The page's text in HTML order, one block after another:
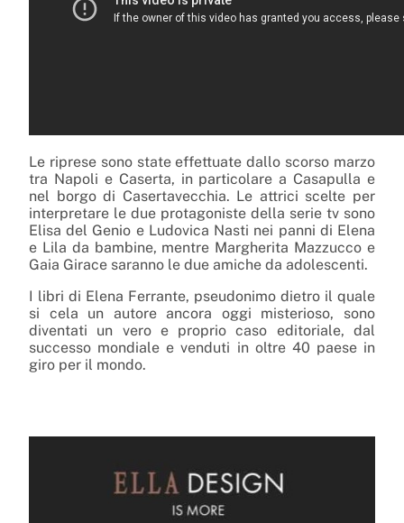
Le riprese sono state effettuate dallo scorso marzo
tra Napoli e Caserta, in particolare a Casapulla e
nel borgo di Casertavecchia. Le attrici scelte per
interpretare le due protagoniste della serie tv sono
Elisa del Genio e Ludovica Nasti nei panni di Elena
e Lila da bambine, mentre Margherita Mazzucco e
Gaia Girace saranno le due amiche da adolescenti.
I libri di Elena Ferrante, pseudonimo dietro il quale
si cela un autore ancora oggi misterioso, sono
diventati un vero e proprio caso editoriale, dal
successo mondiale e venduti in oltre 40 paese in
giro per il mondo.